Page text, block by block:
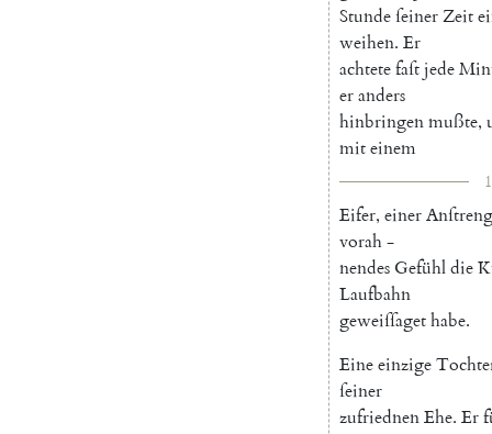
StundeſeinerZeit
weihen. Er
achtetefaſtjede
eranders
hinbringenmußte,
miteinem
Eifer, einer
vorah-
nendes Gefühldie
Laufbahn
geweiſſagethabe.
Eineeinzige
ſeiner
zufriednenEhe. Er